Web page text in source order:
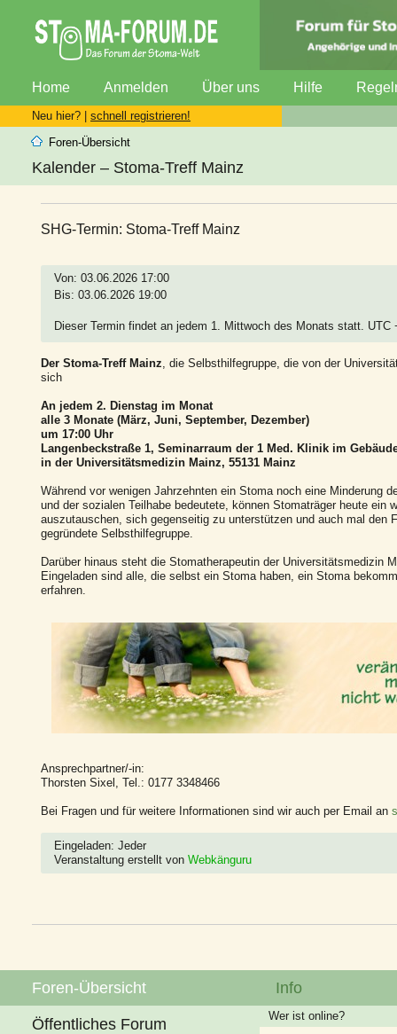
Home Anmelden Über uns Hilfe
Neu hier? | schnell registrieren!
Foren-Übersicht
Kalender – Stoma-Treff Mainz
SHG-Termin: Stoma-Treff Mainz
Von: 03.06.2026 17:00
Bis: 03.06.2026 19:00
Dieser Termin findet an jedem 1. Mittwoch des Monats statt. UTC
Der Stoma-Treff Mainz , die Selbsthilfegruppe, die von der
sich
An jedem 2. Dienstag im Monat
alle 3 Monate (März, Juni, September, Dezember)
um 17:00 Uhr
Langenbeckstraße 1, Seminarraum der 1 Med. Klinik im
in der Universitätsmedizin Mainz, 55131 Mainz
Während vor wenigen Jahrzehnten ein Stoma noch eine Minderung
und der sozialen Teilhabe bedeutete, können Stomaträger heute
auszutauschen, sich gegenseitig zu unterstützen und auch mal den
gegründete Selbsthilfegruppe.
Darüber hinaus steht die Stomatherapeutin der Universitätsmedizin
Eingeladen sind alle, die selbst ein Stoma haben, ein Stoma
erfahren.
Ansprechpartner/-in:
Thorsten Sixel, Tel.: 0177 3348466
Bei Fragen und für weitere Informationen sind wir auch per Email an
Eingeladen: Jeder
Veranstaltung erstellt von Webkänguru
Foren-Übersicht
Öffentliches Forum
Info
Wer ist online?